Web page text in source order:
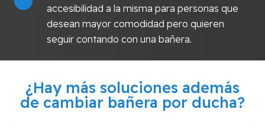
accesibilidad a la misma para personas que
desean mayor comodidad pero quieren
seguir contando con una bañera.
¿Hay más soluciones además
de cambiar bañera por ducha?